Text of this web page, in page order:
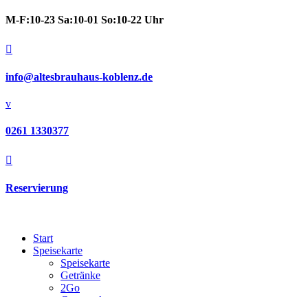
M-F:10-23 Sa:10-01 So:10-22 Uhr

info@altesbrauhaus-koblenz.de
v
0261 1330377

Reservierung
Start
Speisekarte
Speisekarte
Getränke
2Go